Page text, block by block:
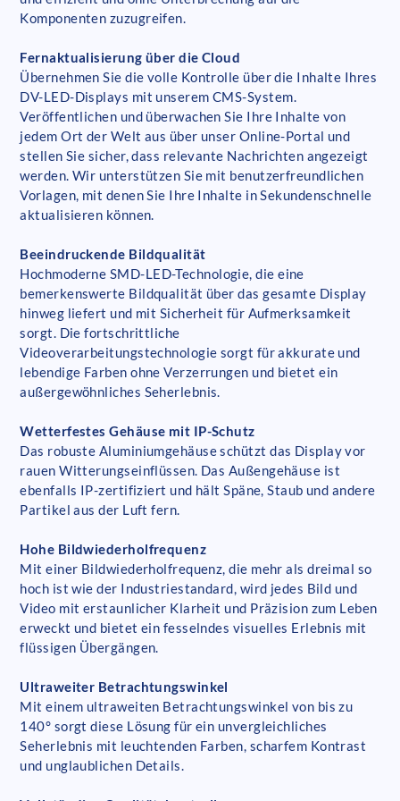
Komponenten zuzugreifen.
Fernaktualisierung über die Cloud
Übernehmen Sie die volle Kontrolle über die Inhalte Ihres
DV-LED-Displays mit unserem CMS-System.
Veröffentlichen und überwachen Sie Ihre Inhalte von
jedem Ort der Welt aus über unser Online-Portal und
stellen Sie sicher, dass relevante Nachrichten angezeigt
werden. Wir unterstützen Sie mit benutzerfreundlichen
Vorlagen, mit denen Sie Ihre Inhalte in Sekundenschnelle
aktualisieren können.
Beeindruckende Bildqualität
Hochmoderne SMD-LED-Technologie, die eine
bemerkenswerte Bildqualität über das gesamte Display
hinweg liefert und mit Sicherheit für Aufmerksamkeit
sorgt. Die fortschrittliche
Videoverarbeitungstechnologie sorgt für akkurate und
lebendige Farben ohne Verzerrungen und bietet ein
außergewöhnliches Seherlebnis.
Wetterfestes Gehäuse mit IP-Schutz
Das robuste Aluminiumgehäuse schützt das Display vor
rauen Witterungseinflüssen. Das Außengehäuse ist
ebenfalls IP-zertifiziert und hält Späne, Staub und andere
Partikel aus der Luft fern.
Hohe Bildwiederholfrequenz
Mit einer Bildwiederholfrequenz, die mehr als dreimal so
hoch ist wie der Industriestandard, wird jedes Bild und
Video mit erstaunlicher Klarheit und Präzision zum Leben
erweckt und bietet ein fesselndes visuelles Erlebnis mit
flüssigen Übergängen.
Ultraweiter Betrachtungswinkel
Mit einem ultraweiten Betrachtungswinkel von bis zu
140° sorgt diese Lösung für ein unvergleichliches
Seherlebnis mit leuchtenden Farben, scharfem Kontrast
und unglaublichen Details.